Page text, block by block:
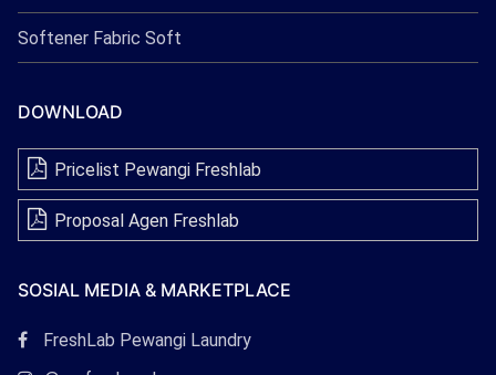
Softener Fabric Soft
DOWNLOAD
Pricelist Pewangi Freshlab
Proposal Agen Freshlab
SOSIAL MEDIA & MARKETPLACE
Tautan
Facebook
FreshLab Pewangi Laundry